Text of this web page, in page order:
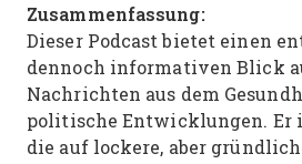
Zusammenfassung:
Dieser Podcast bietet einen
dennoch informativen Blick
Nachrichten aus dem
politische Entwicklungen. Er
die auf lockere, aber